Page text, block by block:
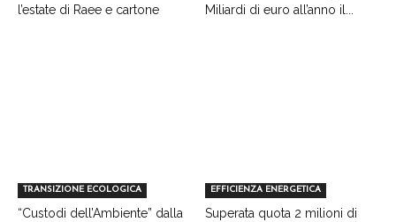
l’estate di Raee e cartone
Miliardi di euro all’anno il...
TRANSIZIONE ECOLOGICA
“Custodi dell’Ambiente” dalla
EFFICIENZA ENERGETICA
Superata quota 2 milioni di